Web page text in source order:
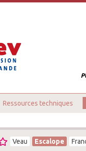
Ressources techniques
Veau Escalope